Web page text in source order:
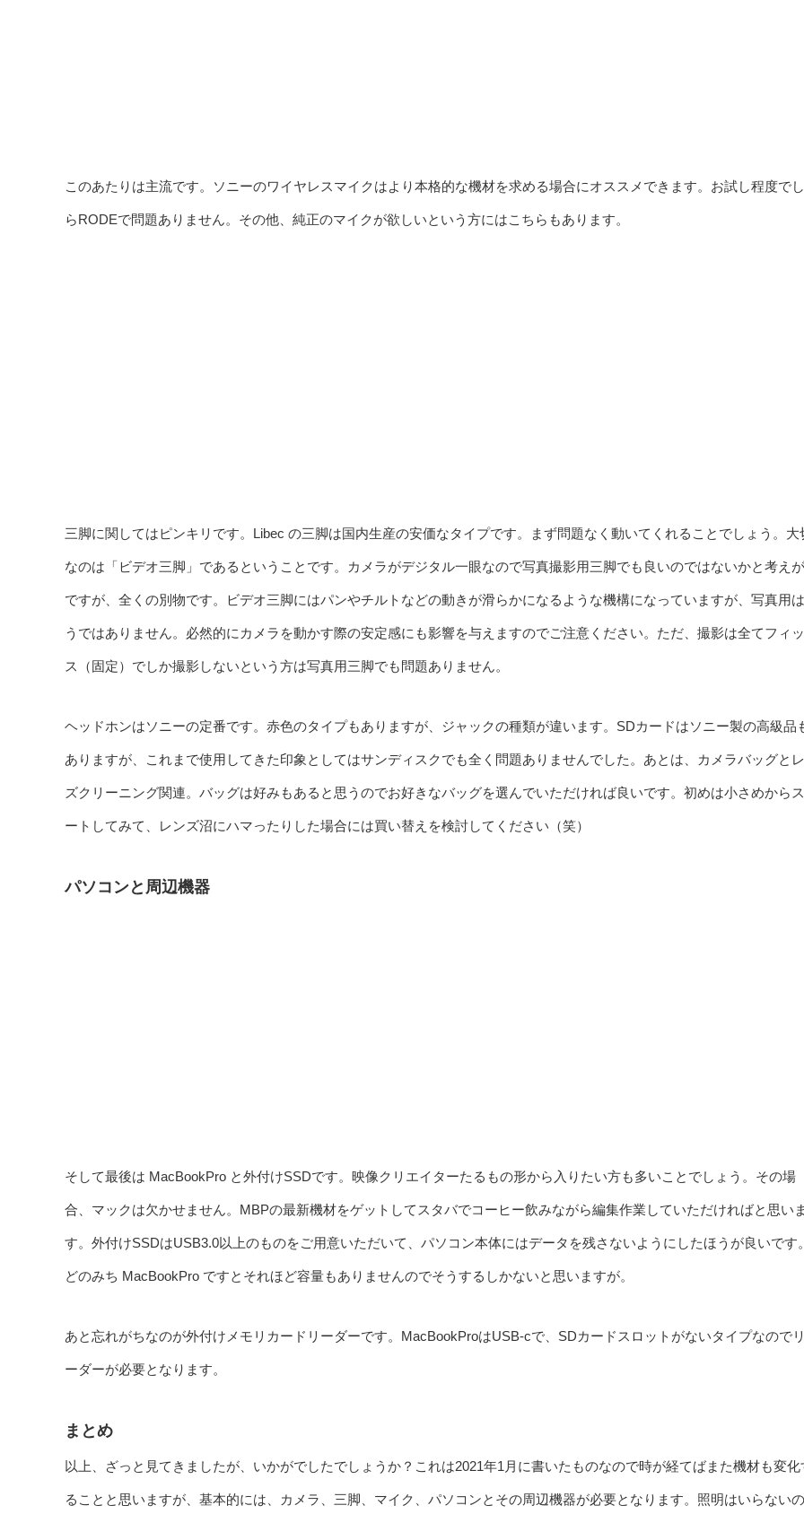
このあたりは主流です。ソニーのワイヤレスマイクはより本格的な機材を求める場合にオススメできます。お試し程度で
らRODEで問題ありません。その他、純正のマイクが欲しいという方にはこちらもあります。
三脚に関してはピンキリです。Libec の三脚は国内生産の安価なタイプです。まず問題なく動いてくれることでしょう。大
なのは「ビデオ三脚」であるということです。カメラがデジタル一眼なので写真撮影用三脚でも良いのではないかと考え
ですが、全くの別物です。ビデオ三脚にはパンやチルトなどの動きが滑らかになるような機構になっていますが、写真用
うではありません。必然的にカメラを動かす際の安定感にも影響を与えますのでご注意ください。ただ、撮影は全てフィ
ス（固定）でしか撮影しないという方は写真用三脚でも問題ありません。
ヘッドホンはソニーの定番です。赤色のタイプもありますが、ジャックの種類が違います。SDカードはソニー製の高級品
ありますが、これまで使用してきた印象としてはサンディスクでも全く問題ありませんでした。あとは、カメラバッグと
ズクリーニング関連。バッグは好みもあると思うのでお好きなバッグを選んでいただければ良いです。初めは小さめから
ートしてみて、レンズ沼にハマったりした場合には買い替えを検討してください（笑）
パソコンと周辺機器
そして最後は MacBookPro と外付けSSDです。映像クリエイターたるもの形から入りたい方も多いことでしょう。その場
合、マックは欠かせません。MBPの最新機材をゲットしてスタバでコーヒー飲みながら編集作業していただければと思い
す。外付けSSDはUSB3.0以上のものをご用意いただいて、パソコン本体にはデータを残さないようにしたほうが良いです
どのみち MacBookPro ですとそれほど容量もありませんのでそうするしかないと思いますが。
あと忘れがちなのが外付けメモリカードリーダーです。MacBookProはUSB-cで、SDカードスロットがないタイプなので
ーダーが必要となります。
まとめ
以上、ざっと見てきましたが、いかがでしたでしょうか？これは2021年1月に書いたものなので時が経てばまた機材も変化
ることと思いますが、基本的には、カメラ、三脚、マイク、パソコンとその周辺機器が必要となります。照明はいらないの